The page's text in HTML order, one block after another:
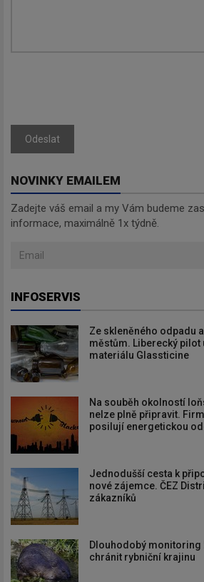
Odeslat
NOVINKY EMAILEM
Zadejte váš email a my Vám budeme
informace, maximálně 1x týdně.
INFOSERVIS
Ze skleněného odpadu
městům. Liberecký pilot
materiálu Glassticine
Na souběh okolností
nelze plně připravit.
posilují energetickou
Jednodušší cesta k
nové zájemce. ČEZ
zákazníků
Dlouhodobý monitoring
chránit rybniční krajinu